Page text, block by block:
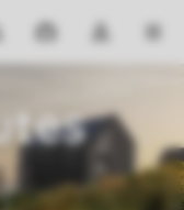
Meine
Buchungen
Dropdown-
Menü
Kontos
öffnen